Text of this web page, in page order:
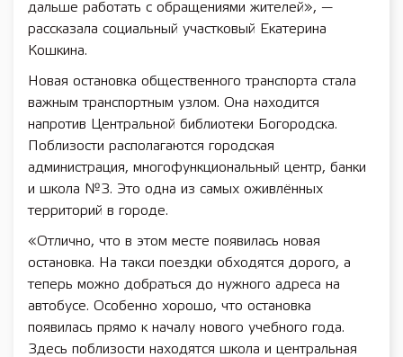
дальше работать с обращениями жителей», —
рассказала социальный участковый Екатерина
Кошкина.
Новая остановка общественного транспорта стала
важным транспортным узлом. Она находится
напротив Центральной библиотеки Богородска.
Поблизости располагаются городская
администрация, многофункциональный центр, банки
и школа №3. Это одна из самых оживлённых
территорий в городе.
«Отлично, что в этом месте появилась новая
остановка. На такси поездки обходятся дорого, а
теперь можно добраться до нужного адреса на
автобусе. Особенно хорошо, что остановка
появилась прямо к началу нового учебного года.
Здесь поблизости находятся школа и центральная